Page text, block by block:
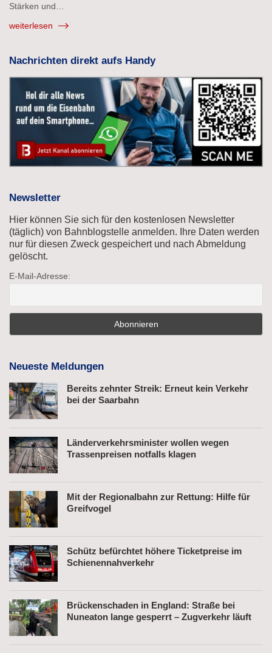
Stärken und…
weiterlesen
Nachrichten direkt aufs Handy
Newsletter
Hier können Sie sich für den kostenlosen Newsletter
(täglich) von Bahnblogstelle anmelden. Ihre Daten werden
nur für diesen Zweck gespeichert und nach Abmeldung
gelöscht.
E-Mail-Adresse:
Neueste Meldungen
Bereits zehnter Streik: Erneut kein Verkehr
bei der Saarbahn
Länderverkehrsminister wollen wegen
Trassenpreisen notfalls klagen
Mit der Regionalbahn zur Rettung: Hilfe für
Greifvogel
Schütz befürchtet höhere Ticketpreise im
Schienennahverkehr
Brückenschaden in England: Straße bei
Nuneaton lange gesperrt – Zugverkehr läuft